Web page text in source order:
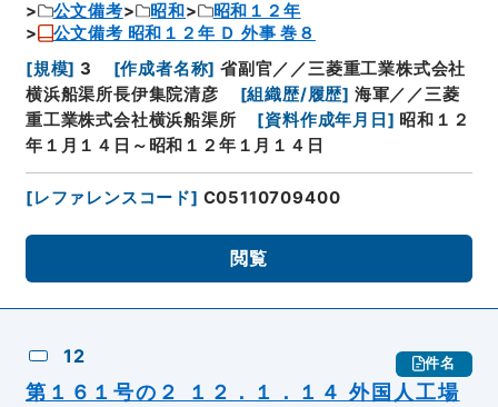
公文備考
昭和
昭和１２年
公文備考 昭和１２年 Ｄ 外事 巻８
[規模] 3 [作成者名称] 省副官／／三菱重工業株式会社
横浜船渠所長伊集院清彦
[組織歴/履歴] 海軍／／三菱
重工業株式会社横浜船渠所
[資料作成年月日 ] 昭和１２
年１月１４日～昭和１２年１月１４日
[レファレンスコード] C05110709400
閲覧
12 件名
第１６１号の２ １２．１．１４ 外国人工場